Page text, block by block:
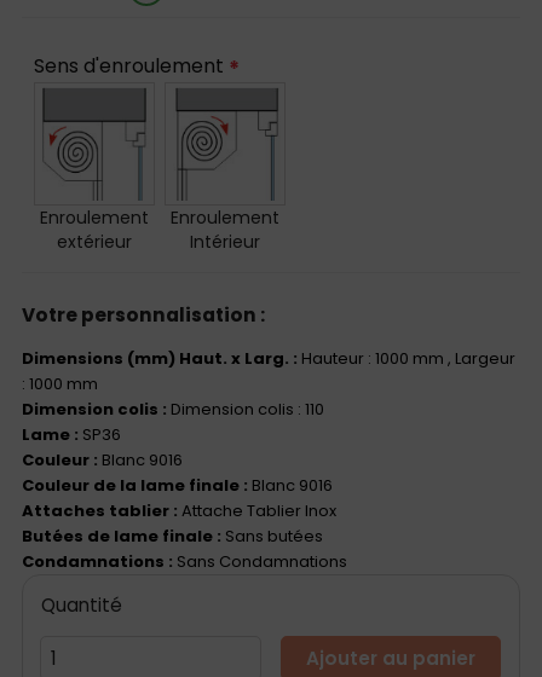
Sens d'enroulement *
Enroulement
extérieur
Enroulement
Intérieur
Votre personnalisation :
Dimensions (mm) Haut. x Larg. : Hauteur : 1000 mm , Largeur
: 1000 mm
Dimension colis : Dimension colis : 110
Lame : SP36
Couleur : Blanc 9016
Couleur de la lame finale : Blanc 9016
Attaches tablier : Attache Tablier Inox
Butées de lame finale : Sans butées
Condamnations : Sans Condamnations
Quantité
Ajouter au panier